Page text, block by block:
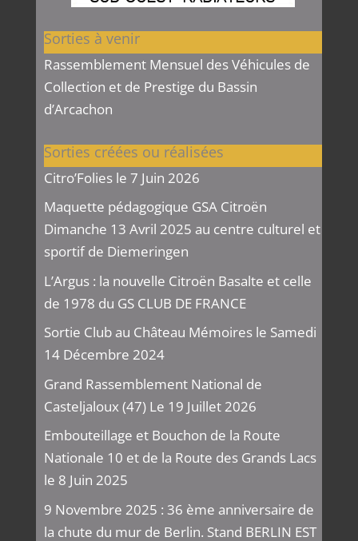
Sorties à venir
Rassemblement Mensuel des Véhicules de
Collection et de Prestige du Bassin
d’Arcachon
Sorties créées ou réalisées
Citro’Folies le 7 Juin 2026
Maquette pédagogique GSA Citroën
Dimanche 13 Avril 2025 au centre culturel et
sportif de Diemeringen
L’Argus : la nouvelle Citroën Basalte et celle
de 1978 du GS CLUB DE FRANCE
Sortie Club au Château Mémoires le Samedi
14 Décembre 2024
Grand Rassemblement National de
Casteljaloux (47) Le 19 Juillet 2026
Embouteillage et Bouchon de la Route
Nationale 10 et de la Route des Grands Lacs
le 8 Juin 2025
9 Novembre 2025 : 36 ème anniversaire de
la chute du mur de Berlin. Stand BERLIN EST